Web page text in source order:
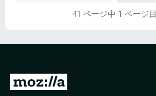
41 ページ中 1 ページ目
M